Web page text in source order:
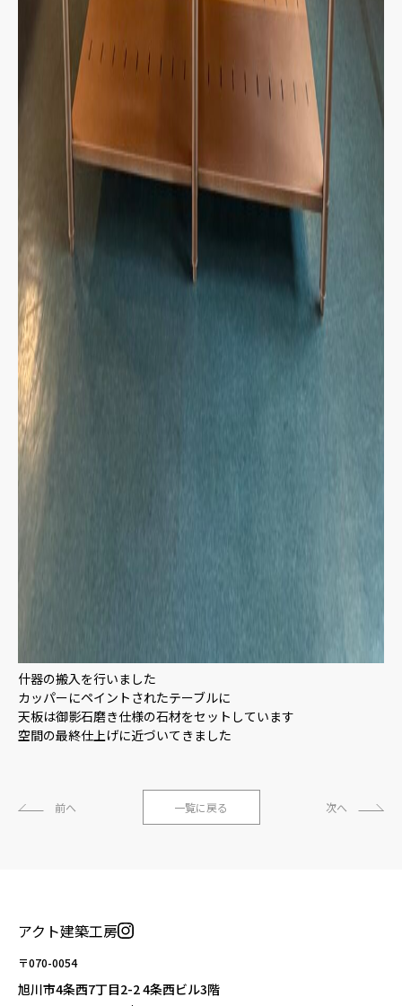
什器の搬入を行いました
カッパーにペイントされたテーブルに
天板は御影石磨き仕様の石材をセットしています
空間の最終仕上げに近づいてきました
前へ 一覧に戻る 次へ
アクト建築工房
〒070-0054
旭川市4条西7丁目2-2 4条西ビル3階